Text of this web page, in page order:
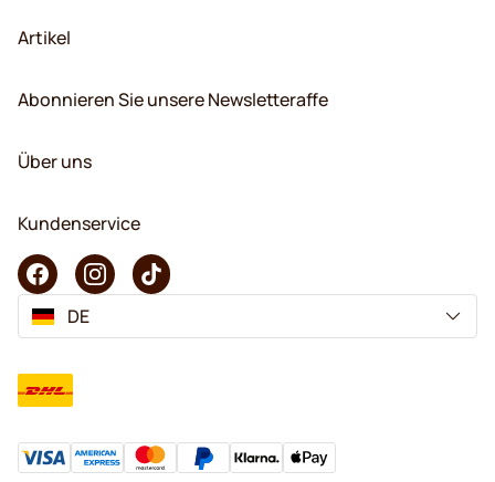
Artikel
Abonnieren Sie unsere Newsletteraffe
Über uns
Kundenservice
DE